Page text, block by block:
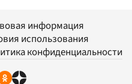
информация
использования
конфиденциальности